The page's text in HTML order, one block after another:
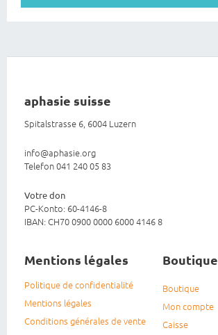
aphasie suisse
Spitalstrasse 6, 6004 Luzern
info@aphasie.org
Telefon 041 240 05 83
Votre don
PC-Konto: 60-4146-8
IBAN: CH70 0900 0000 6000 4146 8
Mentions légales
Politique de confidentialité
Mentions légales
Conditions générales de vente
Boutique
Boutique
Mon compte
Caisse